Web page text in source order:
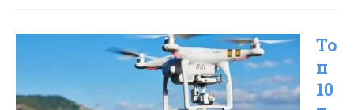
горные
лыжи
То
п
10